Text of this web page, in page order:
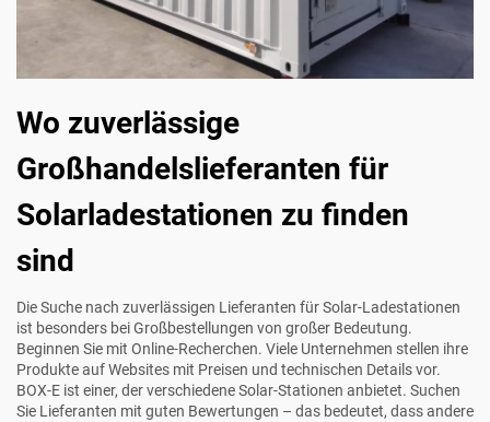
Wo zuverlässige
Großhandelslieferanten für
Solarladestationen zu finden
sind
Die Suche nach zuverlässigen Lieferanten für Solar-Ladestationen
ist besonders bei Großbestellungen von großer Bedeutung.
Beginnen Sie mit Online-Recherchen. Viele Unternehmen stellen ihre
Produkte auf Websites mit Preisen und technischen Details vor.
BOX-E ist einer, der verschiedene Solar-Stationen anbietet. Suchen
Sie Lieferanten mit guten Bewertungen – das bedeutet, dass andere